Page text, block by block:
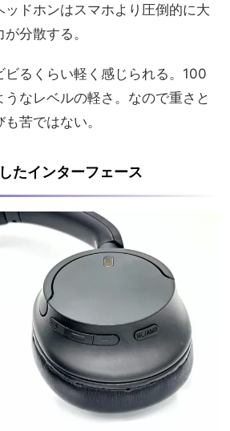
ッドホンはスマホより圧倒的に大
分散する。
ビるくらい軽く感じられる。100
なレベルの軽さ。なので重さと
苦ではない。
たインターフェース